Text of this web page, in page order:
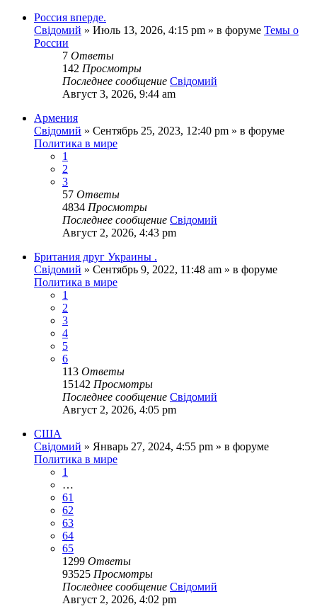
Россия вперде.
Свідомий » Июль 13, 2026, 4:15 pm » в форуме Темы о
России
7 Ответы
142 Просмотры
Последнее сообщение Свідомий
Август 3, 2026, 9:44 am
Армения
Свідомий » Сентябрь 25, 2023, 12:40 pm » в форуме
Политика в мире
1
2
3
57 Ответы
4834 Просмотры
Последнее сообщение Свідомий
Август 2, 2026, 4:43 pm
Британия друг Украины .
Свідомий » Сентябрь 9, 2022, 11:48 am » в форуме
Политика в мире
1
2
3
4
5
6
113 Ответы
15142 Просмотры
Последнее сообщение Свідомий
Август 2, 2026, 4:05 pm
США
Свідомий » Январь 27, 2024, 4:55 pm » в форуме
Политика в мире
1
…
61
62
63
64
65
1299 Ответы
93525 Просмотры
Последнее сообщение Свідомий
Август 2, 2026, 4:02 pm